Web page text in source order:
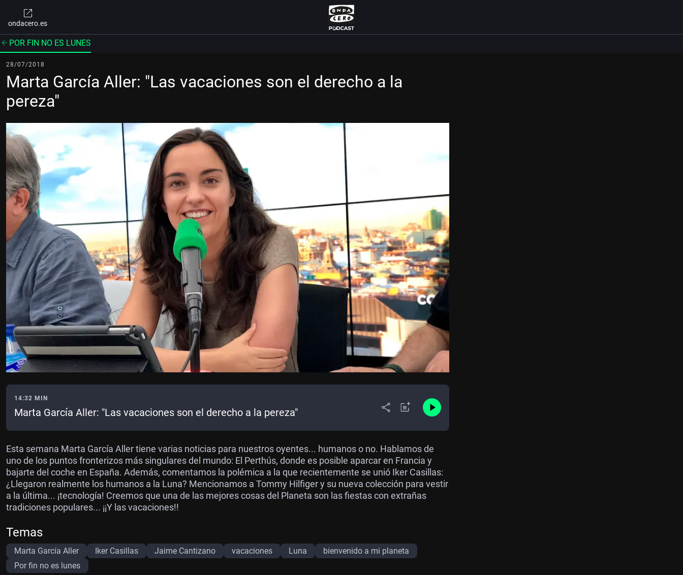
ondacero.es
POR FIN NO ES LUNES
28/07/2018
Marta García Aller: "Las vacaciones son el derecho a la
pereza"
14:32 MIN
Marta García Aller: "Las vacaciones son el derecho a la pereza"
Esta semana Marta García Aller tiene varias noticias para nuestros oyentes... humanos o no. Hablamos de
uno de los puntos fronterizos más singulares del mundo: El Perthús, donde es posible aparcar en Francia y
bajarte del coche en España. Además, comentamos la polémica a la que recientemente se unió Iker Casillas:
¿Llegaron realmente los humanos a la Luna? Mencionamos a Tommy Hilfiger y su nueva colección para vestir
a la última... ¡tecnología! Creemos que una de las mejores cosas del Planeta son las fiestas con extrañas
tradiciones populares... ¡¡Y las vacaciones!!
Temas
Marta García Aller Iker Casillas Jaime Cantizano vacaciones Luna
bienvenido a mi planeta
Por fin no es lunes